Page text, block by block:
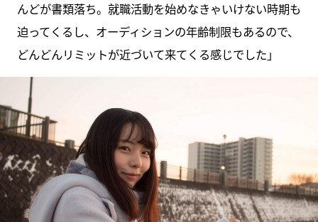
んどが書類落ち。就職活動を始めなきゃいけない時期も
迫ってくるし、オーディションの年齢制限もあるので、
どんどんリミットが近づいて来てくる感じでした」